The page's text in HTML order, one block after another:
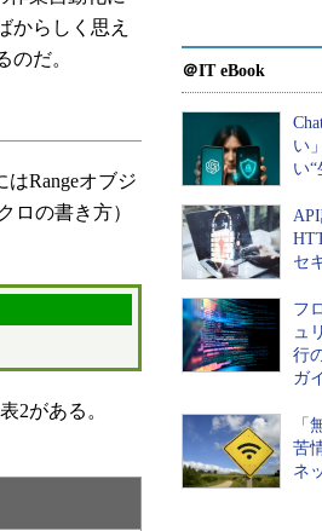
からしく思え
だ。
Rangeオブジ
ロの書き方）
2がある。
＠IT eBook
い
い
セ
フ
ュ
行
ガ
「
苦
ネ